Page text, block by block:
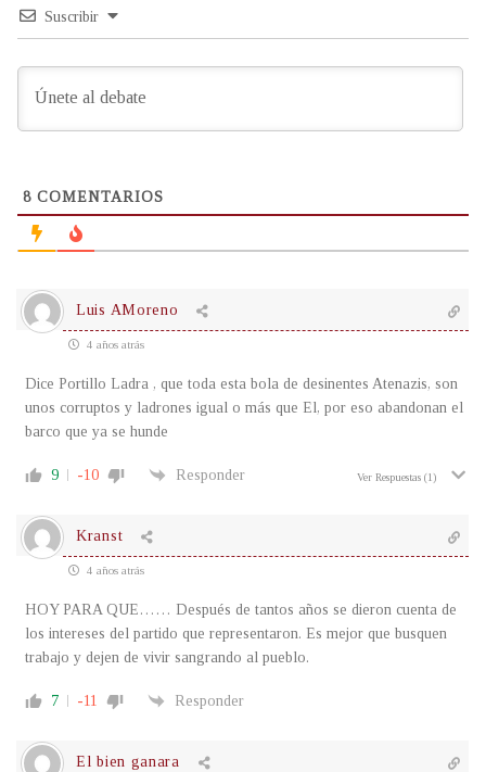
Suscribir
8 COMENTARIOS
Luis AMoreno
4 años atrás
Dice Portillo Ladra , que toda esta bola de desinentes Atenazis, son
unos corruptos y ladrones igual o más que El, por eso abandonan el
barco que ya se hunde
9 -10 Responder Ver Respuestas (1)
Kranst
4 años atrás
HOY PARA QUE…… Después de tantos años se dieron cuenta de
los intereses del partido que representaron. Es mejor que busquen
trabajo y dejen de vivir sangrando al pueblo.
7 -11 Responder
El bien ganara